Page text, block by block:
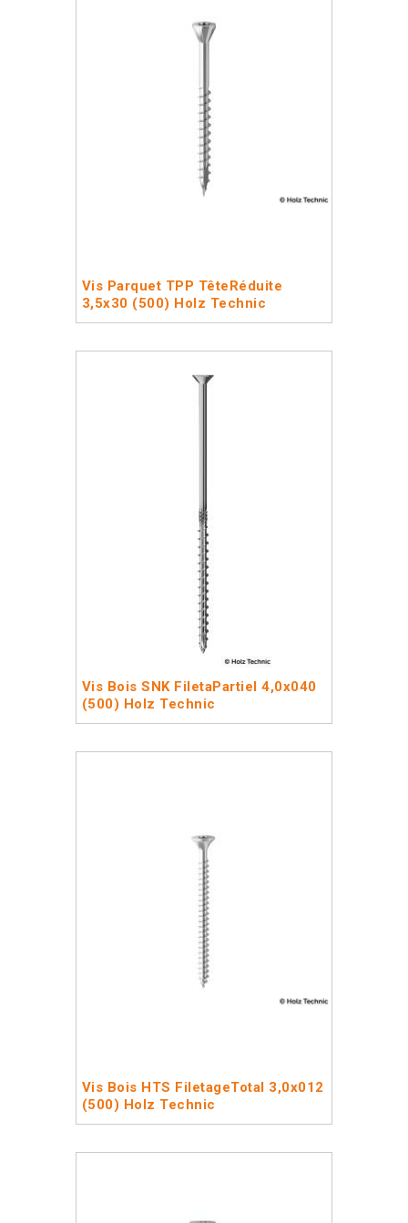
Vis Parquet TPP TêteRéduite
3,5x30 (500) Holz Technic
Vis Bois SNK FiletaPartiel 4,0x040
(500) Holz Technic
Vis Bois HTS FiletageTotal 3,0x012
(500) Holz Technic